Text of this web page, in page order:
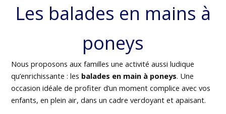
Les balades en mains à
poneys
Nous proposons aux familles une activité aussi ludique
qu’enrichissante : les balades en main à poneys. Une
occasion idéale de profiter d’un moment complice avec vos
enfants, en plein air, dans un cadre verdoyant et apaisant.